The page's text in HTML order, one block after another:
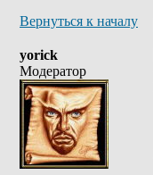
Вернуться к началу
yorick
Модератор